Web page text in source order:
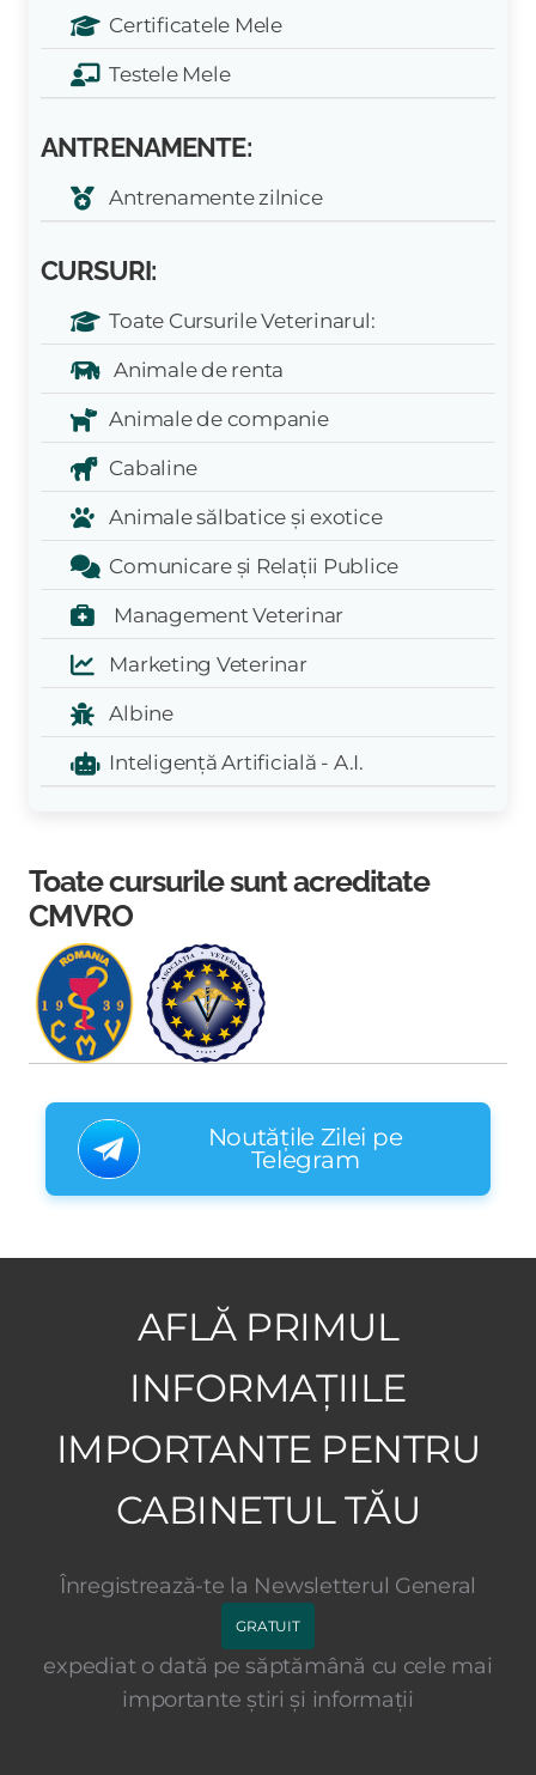
Certificatele Mele
Testele Mele
ANTRENAMENTE:
Antrenamente zilnice
CURSURI:
Toate Cursurile Veterinarul:
Animale de renta
Animale de companie
Cabaline
Animale sălbatice și exotice
Comunicare și Relații Publice
Management Veterinar
Marketing Veterinar
Albine
Inteligență Artificială - A.I.
Toate cursurile sunt acreditate
CMVRO
Noutățile Zilei pe
Telegram
AFLĂ PRIMUL
INFORMAȚIILE
IMPORTANTE PENTRU
CABINETUL TĂU
Înregistrează-te la Newsletterul General
GRATUIT
expediat o dată pe săptămână cu cele mai
importante știri și informații